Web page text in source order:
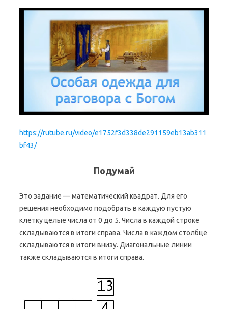
https://rutube.ru/video/e1752f3d338de291159eb13ab311
bf43/
Подумай
Это задание — математический квадрат. Для его
решения необходимо подобрать в каждую пустую
клетку целые числа от 0 до 5. Числа в каждой строке
складываются в итоги справа. Числа в каждом столбце
складываются в итоги внизу. Диагональные линии
также складываются в итоги справа.